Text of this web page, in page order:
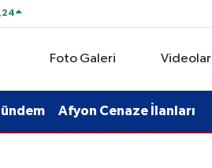
Foto Galeri Videolar
Afyon Cenaze İlanları